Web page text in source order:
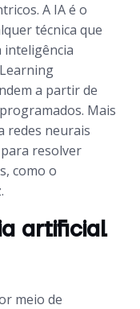
A IA é o
técnica que
inteligência
a partir de
Mais
redes neurais
resolver
como o
artificial
meio de